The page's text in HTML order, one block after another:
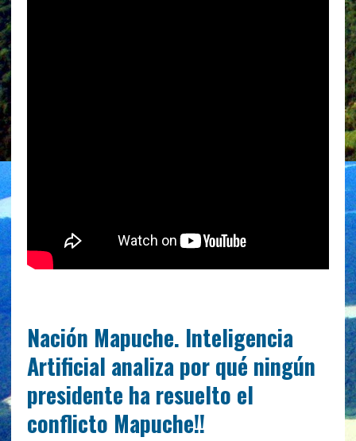
Nación Mapuche. Inteligencia
Artificial analiza por qué ningún
presidente ha resuelto el
conflicto Mapuche!!